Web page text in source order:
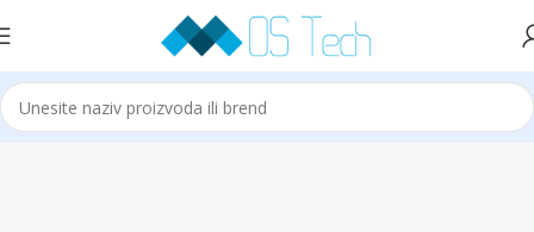
Početna Servis klima